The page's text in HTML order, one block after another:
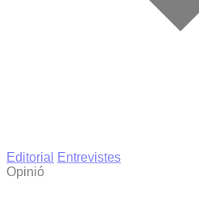
Editorial
Entrevistes
Opinió